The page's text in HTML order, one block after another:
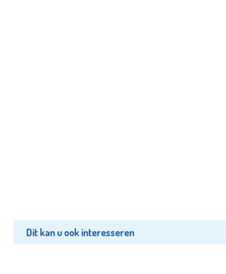
Dit kan u ook interesseren